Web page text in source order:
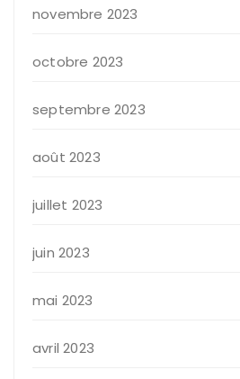
novembre 2023
octobre 2023
septembre 2023
août 2023
juillet 2023
juin 2023
mai 2023
avril 2023